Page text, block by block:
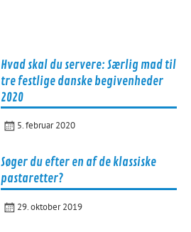
Hvad skal du servere: Særlig mad til
tre festlige danske begivenheder
2020
5. februar 2020
Søger du efter en af de klassiske
pastaretter?
29. oktober 2019